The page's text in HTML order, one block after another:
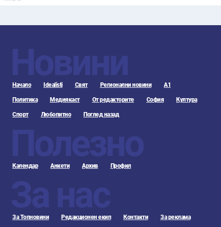
Новини
Начало Idealisti Свят Регионални новини А1
Политика Медиякаст От редакторите София Култура
Спорт Любопитно Поглед назад
Полезно
Календар Анкети Архив Профил
За нас
За Топновини Редакционен екип Контакти За реклама